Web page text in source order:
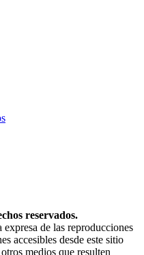
reservados.
de las reproducciones
accesibles desde este sitio
medios que resulten